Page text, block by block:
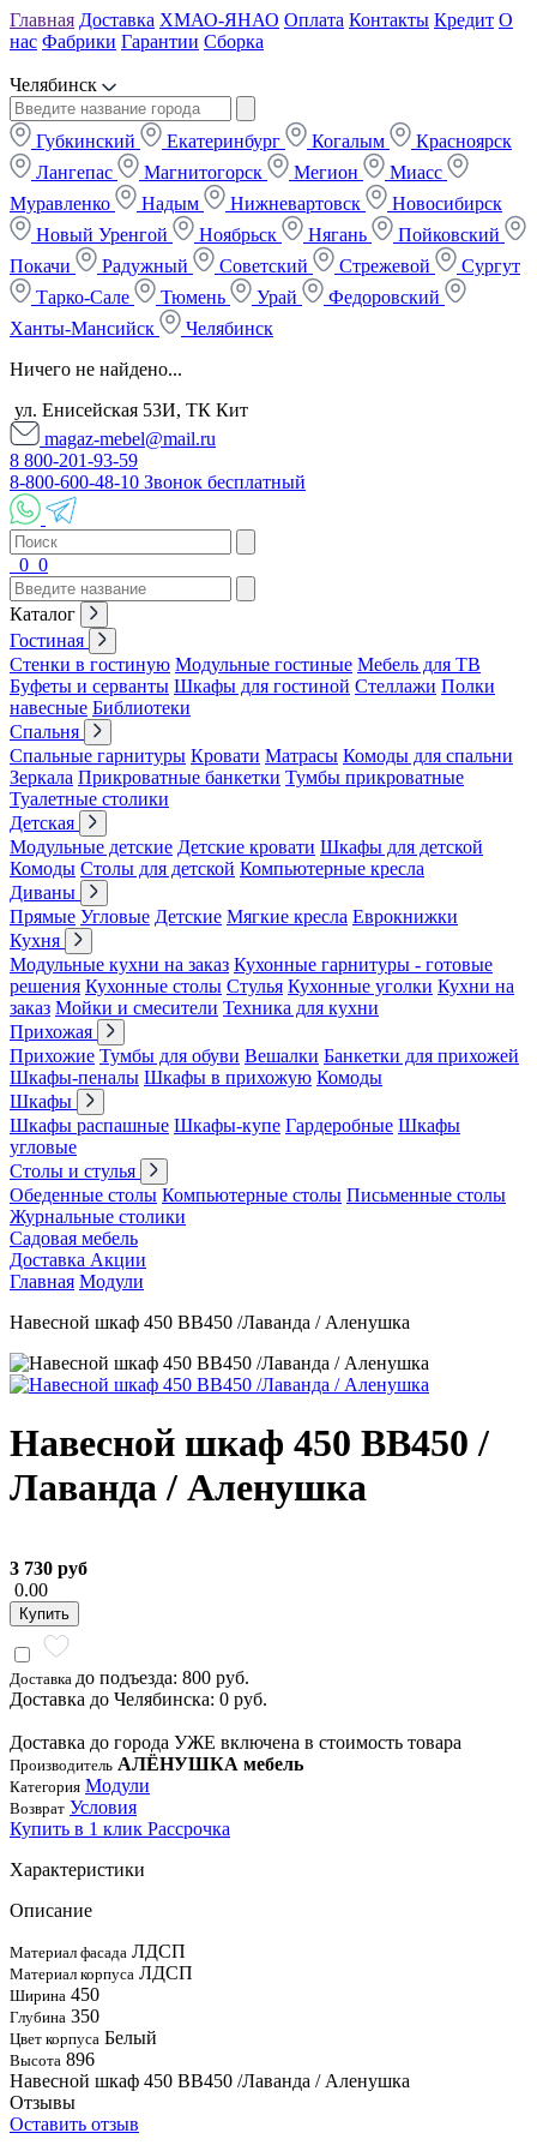
Главная Доставка ХМАО-ЯНАО Оплата Контакты Кредит О
нас Фабрики Гарантии Сборка
Челябинск
Губкинский Екатеринбург Когалым
Красноярск
Лангепас
Магнитогорск Мегион
Миасс
Муравленко
Надым Нижневартовск
Новосибирск
Новый Уренгой
Ноябрьск Нягань
Пойковский
Покачи
Радужный Советский Стрежевой
Сургут
Тарко-Сале
Тюмень Урай
Федоровский
Ханты-Мансийск
Челябинск
Ничего не найдено...
ул. Енисейская 53И, ТК Кит
magaz-mebel@mail.ru
8 800-201-93-59
8-800-600-48-10 Звонок бесплатный
0 0
Каталог
Гостиная
Стенки в гостиную Модульные гостиные Мебель для ТВ
Буфеты и серванты Шкафы для гостиной Стеллажи Полки
навесные Библиотеки
Спальня
Спальные гарнитуры Кровати Матрасы Комоды для спальни
Зеркала Прикроватные банкетки Тумбы прикроватные
Туалетные столики
Детская
Модульные детские Детские кровати Шкафы для детской
Комоды Столы для детской Компьютерные кресла
Диваны
Прямые Угловые Детские Мягкие кресла Еврокнижки
Кухня
Модульные кухни на заказ Кухонные гарнитуры - готовые
решения Кухонные столы Стулья Кухонные уголки Кухни на
заказ Мойки и смесители Техника для кухни
Прихожая
Прихожие Тумбы для обуви Вешалки Банкетки для прихожей
Шкафы-пеналы Шкафы в прихожую Комоды
Шкафы
Шкафы распашные Шкафы-купе Гардеробные Шкафы
угловые
Столы и стулья
Обеденные столы Компьютерные столы Письменные столы
Журнальные столики
Садовая мебель
Доставка Акции
Главная Модули
Навесной шкаф 450 ВВ450 /Лаванда / Аленушка
Навесной шкаф 450 ВВ450 /
Лаванда / Аленушка
3 730 руб
0.00
Купить
Доставка до подъезда: 800 руб.
Доставка до Челябинска: 0 руб.
Доставка до города УЖЕ включена в стоимость товара
Производитель АЛЁНУШКА мебель
Категория Модули
Возврат Условия
Купить в 1 клик Рассрочка
Характеристики
Описание
Материал фасада ЛДСП
Материал корпуса ЛДСП
Ширина 450
Глубина 350
Цвет корпуса Белый
Высота 896
Навесной шкаф 450 ВВ450 /Лаванда / Аленушка
Отзывы
Оставить отзыв